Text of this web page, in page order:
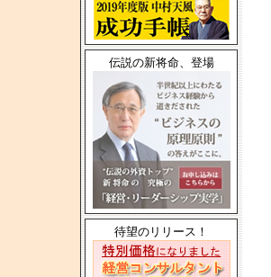
伝説の新将命、登場
待望のリリース！